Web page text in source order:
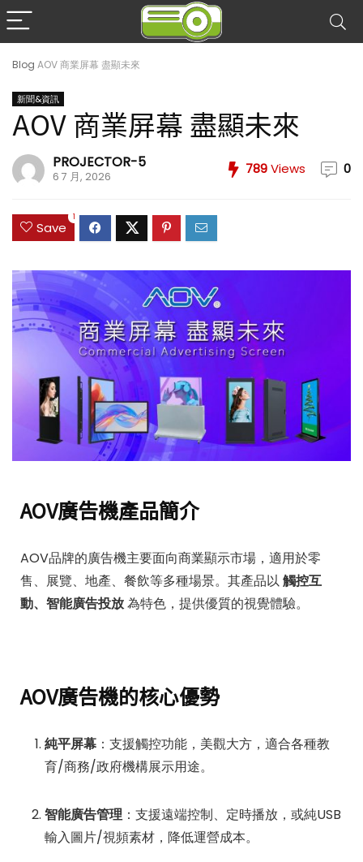
Blog AOV 商業屏幕 盡顯未來
新聞&資訊
AOV 商業屏幕 盡顯未來
PROJECTOR-5
6 7 月, 2026 789Views 0
Save
1
AOV廣告機產品簡介
AOV品牌的廣告機主要面向商業顯示市場，適用於零
售、展覽、地產、餐飲等多種場景。其產品以觸控互
動、智能廣告投放為特色，提供優質的視覺體驗。
AOV廣告機的核心優勢
純平屏幕 ：支援觸控功能，美觀大方，適合各種教
育/商務/政府機構展示用途。
智能廣告管理：支援遠端控制、定時播放，或純USB
輸入圖片/視頻素材，降低運營成本。